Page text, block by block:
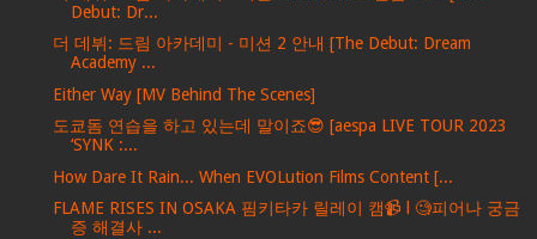
Debut: Dr...
더 데뷔: 드림 아카데미 - 미션 2 안내 [The Debut: Dream
Academy ...
Either Way [MV Behind The Scenes]
도쿄돔 연습을 하고 있는데 말이죠😎 [aespa LIVE TOUR 2023
‘SYNK :...
How Dare It Rain... When EVOLution Films Content [...
FLAME RISES IN OSAKA 핌키타카 릴레이 캠📹 l 🧐피어나 궁금
증 해결사 ...